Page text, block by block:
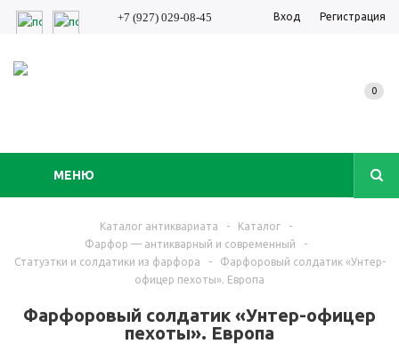
+7 (927) 029-08-45 Вход Регистрация
МЕНЮ
0
Каталог антиквариата - Каталог
-
Фарфор — антикварный и современный
-
Статуэтки и солдатики из фарфора
-
Фарфоровый солдатик «Унтер-
офицер пехоты». Европа
Фарфоровый солдатик «Унтер-офицер
пехоты». Европа